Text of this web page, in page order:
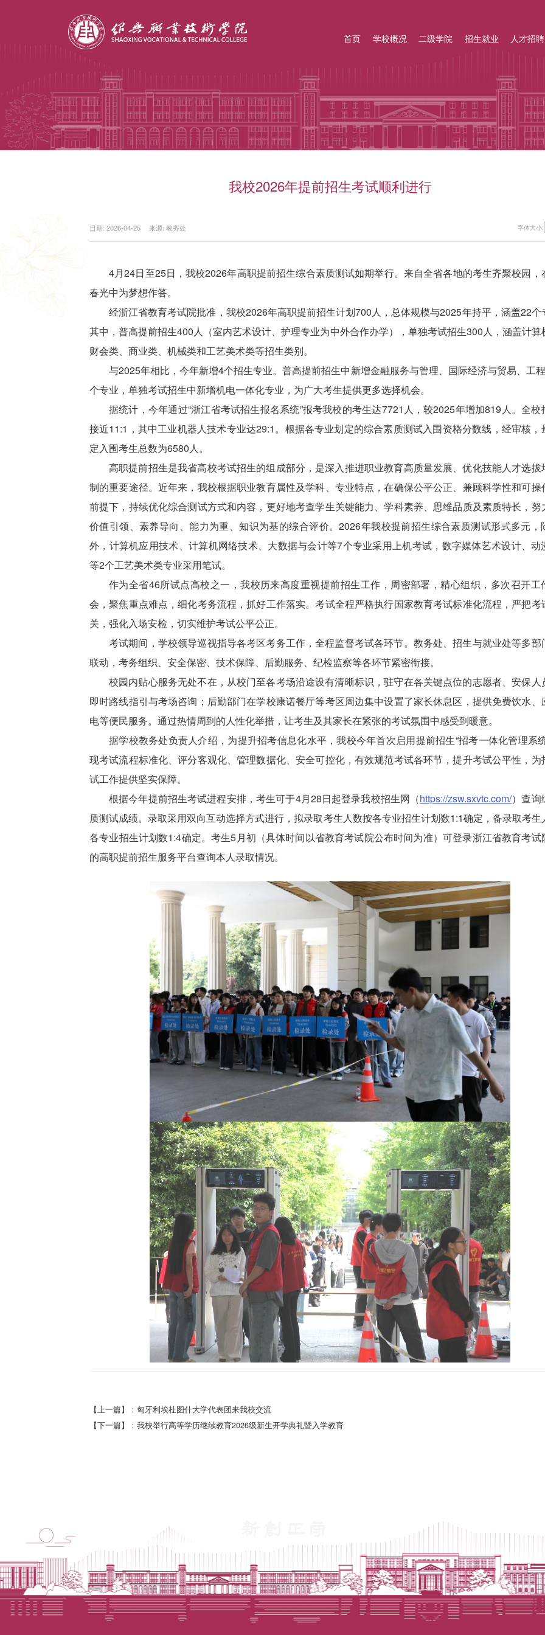
首页 学校概况 二级学院 招生就业 人才招聘
我校2026年提前招生考试顺利进行
日期: 2026-04-25 来源: 教务处 字体大小:
4月24日至25日，我校2026年高职提前招生综合素质测试如期举行。来自全省各地的考生齐聚校园，
春光中为梦想作答。
经浙江省教育考试院批准，我校2026年高职提前招生计划700人，总体规模与2025年持平，涵盖22个
其中，普高提前招生400人（室内艺术设计、护理专业为中外合作办学），单独考试招生300人，涵盖计算
财会类、商业类、机械类和工艺美术类等招生类别。
与2025年相比，今年新增4个招生专业。普高提前招生中新增金融服务与管理、国际经济与贸易、工
个专业，单独考试招生中新增机电一体化专业，为广大考生提供更多选择机会。
据统计，今年通过“浙江省考试招生报名系统”报考我校的考生达7721人，较2025年增加819人。全校
接近11:1，其中工业机器人技术专业达29:1。根据各专业划定的综合素质测试入围资格分数线，经审核，
定入围考生总数为6580人。
高职提前招生是我省高校考试招生的组成部分，是深入推进职业教育高质量发展、优化技能人才选拔
制的重要途径。近年来，我校根据职业教育属性及学科、专业特点，在确保公平公正、兼顾科学性和可操
前提下，持续优化综合测试方式和内容，更好地考查学生关键能力、学科素养、思维品质及素质特长，努
价值引领、素养导向、能力为重、知识为基的综合评价。2026年我校提前招生综合素质测试形式多元，
外，计算机应用技术、计算机网络技术、大数据与会计等7个专业采用上机考试，数字媒体艺术设计、动
等2个工艺美术类专业采用笔试。
作为全省46所试点高校之一，我校历来高度重视提前招生工作，周密部署，精心组织，多次召开工
会，聚焦重点难点，细化考务流程，抓好工作落实。考试全程严格执行国家教育考试标准化流程，严把考
关，强化入场安检，切实维护考试公平公正。
考试期间，学校领导巡视指导各考区考务工作，全程监督考试各环节。教务处、招生与就业处等多部
联动，考务组织、安全保密、技术保障、后勤服务、纪检监察等各环节紧密衔接。
校园内贴心服务无处不在，从校门至各考场沿途设有清晰标识，驻守在各关键点位的志愿者、安保人
即时路线指引与考场咨询；后勤部门在学校康诺餐厅等考区周边集中设置了家长休息区，提供免费饮水、
电等便民服务。通过热情周到的人性化举措，让考生及其家长在紧张的考试氛围中感受到暖意。
据学校教务处负责人介绍，为提升招考信息化水平，我校今年首次启用提前招生“招考一体化管理系
现考试流程标准化、评分客观化、管理数据化、安全可控化，有效规范考试各环节，提升考试公平性，为
试工作提供坚实保障。
根据今年提前招生考试进程安排，考生可于4月28日起登录我校招生网（https://zsw.sxvtc.com/）查询
质测试成绩。录取采用双向互动选择方式进行，拟录取考生人数按各专业招生计划数1:1确定，备录取考生
各专业招生计划数1:4确定。考生5月初（具体时间以省教育考试院公布时间为准）可登录浙江省教育考试
的高职提前招生服务平台查询本人录取情况。
【上一篇】：匈牙利埃杜图什大学代表团来我校交流
【下一篇】：我校举行高等学历继续教育2026级新生开学典礼暨入学教育